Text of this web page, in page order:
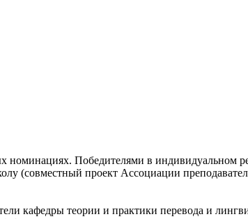
Победителями в индивидуальном
проект Ассоциации
кафедры теории и практики перевода и